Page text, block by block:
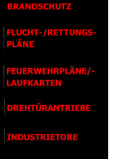
INDUSTRIETORE
DREHTÜRANTRIEBE
FEUERWEHRPLÄNE/-
LAUFKARTEN
FLUCHT-/RETTUNGS-
PLÄNE
BRANDSCHUTZ